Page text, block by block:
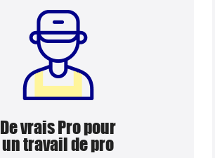
De vrais Pro pour
un travail de pro